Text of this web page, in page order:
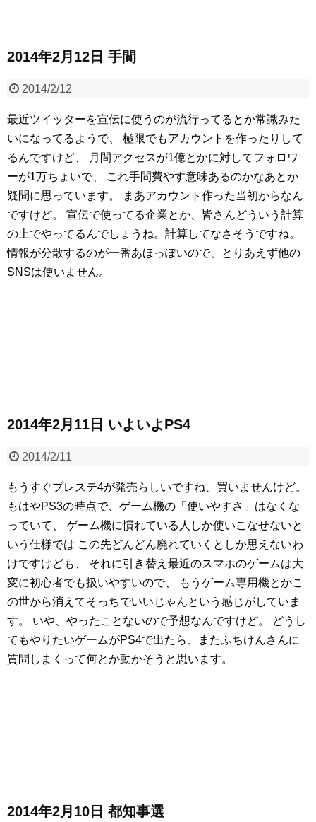
2014年2月12日 手間
2014/2/12
最近ツイッターを宣伝に使うのが流行ってるとか常識みた
いになってるようで、
極限でもアカウントを作ったりして
るんですけど、
月間アクセスが1億とかに対してフォロワ
ーが1万ちょいで、
これ手間費やす意味あるのかなあとか
疑問に思っています。
まあアカウント作った当初からなん
ですけど。
宣伝で使ってる企業とか、皆さんどういう計算
の上でやってるんでしょうね。計算してなさそうですね。
情報が分散するのが一番あほっぽいので、とりあえず他の
SNSは使いません。
2014年2月11日 いよいよPS4
2014/2/11
もうすぐプレステ4が発売らしいですね、買いませんけど。
もはやPS3の時点で、ゲーム機の「使いやすさ」はなくな
っていて、
ゲーム機に慣れている人しか使いこなせないと
いう仕様では この先どんどん廃れていくとしか思えないわ
けですけども、
それに引き替え最近のスマホのゲームは大
変に初心者でも扱いやすいので、
もうゲーム専用機とかこ
の世から消えてそっちでいいじゃんという感じがしていま
す。
いや、やったことないので予想なんですけど。
どうし
てもやりたいゲームがPS4で出たら、またふちけんさんに
質問しまくって何とか動かそうと思います。
2014年2月10日 都知事選